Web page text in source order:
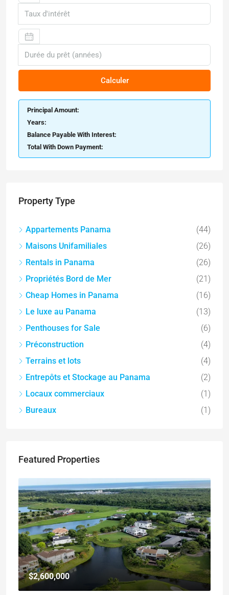
Calculer
Principal Amount:
Years:
Balance Payable With Interest:
Total With Down Payment:
Property Type
Appartements Panama
(44)
Maisons Unifamiliales
(26)
Rentals in Panama
(26)
Propriétés Bord de Mer
(21)
Cheap Homes in Panama
(16)
Le luxe au Panama
(13)
Penthouses for Sale
(6)
Préconstruction
(4)
Terrains et lots
(4)
Entrepôts et Stockage au Panama
(2)
Locaux commerciaux
(1)
Bureaux
(1)
Featured Properties
$2,600,000